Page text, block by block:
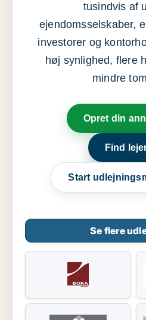
tusindvis af
ejendomsselskaber,
investorer og
høj synlighed, flere
mindre
Opret din
Find
Start
Se flere